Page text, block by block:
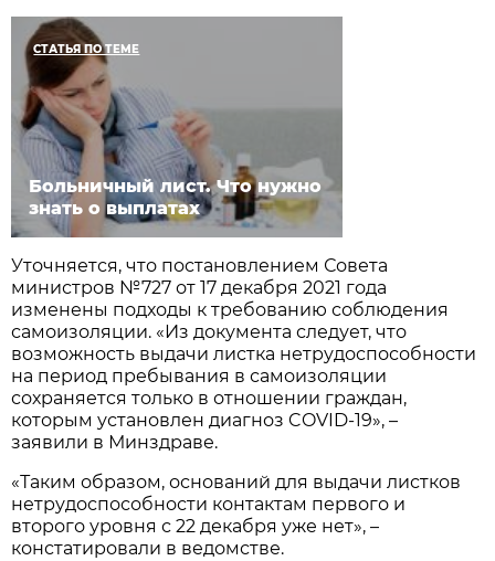
СТАТЬЯ ПО ТЕМЕ
Больничный лист. Что нужно
знать о выплатах
Уточняется, что постановлением Совета
министров №727 от 17 декабря 2021 года
изменены подходы к требованию соблюдения
самоизоляции. «Из документа следует, что
возможность выдачи листка нетрудоспособности
на период пребывания в самоизоляции
сохраняется только в отношении граждан,
которым установлен диагноз COVID-19», –
заявили в Минздраве.
«Таким образом, оснований для выдачи листков
нетрудоспособности контактам первого и
второго уровня с 22 декабря уже нет», –
констатировали в ведомстве.